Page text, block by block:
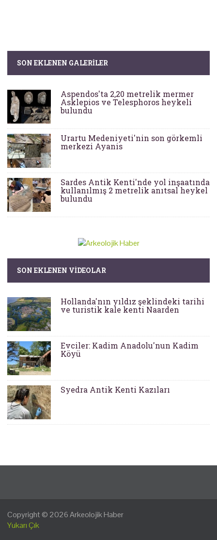
SON EKLENEN GALERILER
Aspendos'ta 2,20 metrelik mermer
Asklepios ve Telesphoros heykeli
bulundu
Urartu Medeniyeti'nin son görkemli
merkezi Ayanis
Sardes Antik Kenti'nde yol inşaatında
kullanılmış 2 metrelik anıtsal heykel
bulundu
SON EKLENEN VIDEOLAR
Hollanda'nın yıldız şeklindeki tarihi
ve turistik kale kenti Naarden
Evciler: Kadim Anadolu'nun Kadim
Köyü
Syedra Antik Kenti Kazıları
Copyright © 2026Arkeolojik Haber
Yukarı Çık